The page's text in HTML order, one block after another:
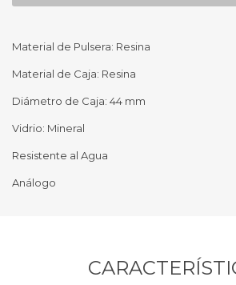
Material de Pulsera: Resina
Material de Caja: Resina
Diámetro de Caja: 44 mm
Vidrio: Mineral
Resistente al Agua
Análogo